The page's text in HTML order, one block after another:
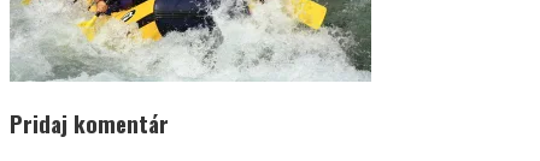
Pridaj komentár